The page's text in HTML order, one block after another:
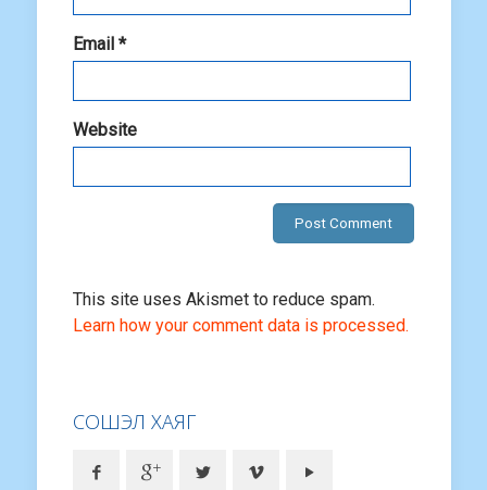
Email *
Website
This site uses Akismet to reduce spam.
Learn how your comment data is processed.
СОШЭЛ ХАЯГ